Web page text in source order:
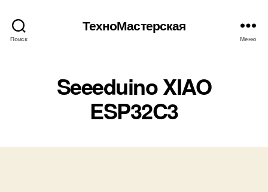
Поиск
ТехноМастерская
Меню
Seeeduino XIAO
ESP32C3